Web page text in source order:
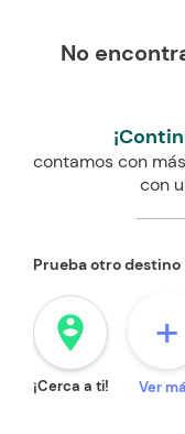
No
contamos con
con
Prueba otro destino
person_pin_circle
¡Cerca a ti!
+
Ver